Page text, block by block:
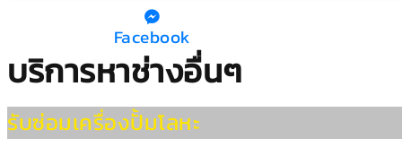
Facebook
บริการหาช่างอื่นๆ
รับซ่อมเครื่องปั้มโลหะ